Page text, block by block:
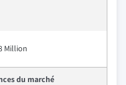
Million
du marché